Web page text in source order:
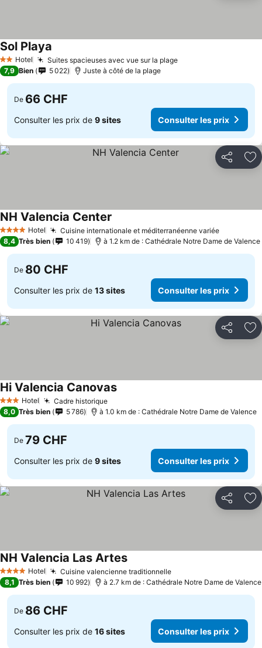
2 Étoiles
Hotel Suites spacieuses avec vue sur la plage
Sol Playa
7,9 Bien 5 022 Juste à côté de la plage
De 66 CHF
Consulter les prix de 9 sites Consulter les prix
Partager
4 Étoiles Hotel Cuisine internationale et méditerranéenne variée
NH Valencia Center
8,4 Très bien 10 419 à 1.2 km de : Cathédrale Notre Dame de Valence
De 80 CHF
Consulter les prix de 13 sites Consulter les prix
Partager
3 ÉtoilesHotel Cadre historique
Hi Valencia Canovas
8,0 Très bien 5 786 à 1.0 km de : Cathédrale Notre Dame de Valence
De 79 CHF
Consulter les prix de 9 sites Consulter les prix
Partager
4 Étoiles Hotel Cuisine valencienne traditionnelle
NH Valencia Las Artes
8,1 Très bien 10 992 à 2.7 km de : Cathédrale Notre Dame de Valence
De 86 CHF
Consulter les prix de 16 sites Consulter les prix